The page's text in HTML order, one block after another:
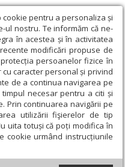
pentru a personaliza și
nostru. Te informăm că ne-
în acestea și în activitatea
modificări propuse de
protecția persoanelor fizice în
caracter personal și privind
de a continua navigarea pe
necesar pentru a citi și
Prin continuarea navigării pe
utilizării fişierelor de tip
uita totuși că poți modifica în
cookie urmând instrucțiunile
› Theologica › Îngerii
susţinerea răului în lume
căderea omului